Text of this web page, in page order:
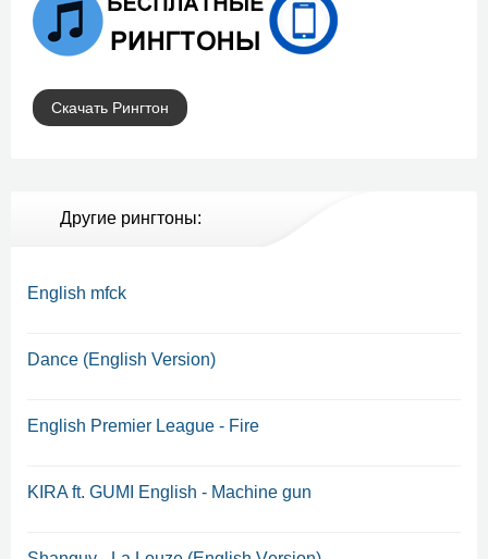
Скачать Рингтон
Другие рингтоны:
English mfck
Dance (English Version)
English Premier League - Fire
KIRA ft. GUMI English - Machine gun